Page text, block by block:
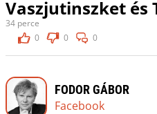
Vaszjutinszket és
34 perce
0
0 0
FODOR GÁBOR
Facebook